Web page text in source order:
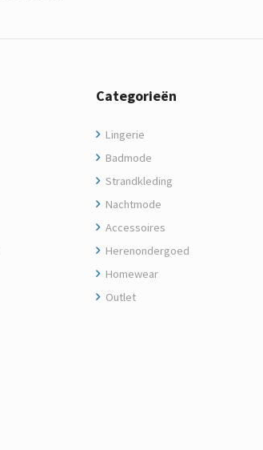
Categorieën
Lingerie
Badmode
Strandkleding
Nachtmode
Accessoires
Herenondergoed
Homewear
Outlet